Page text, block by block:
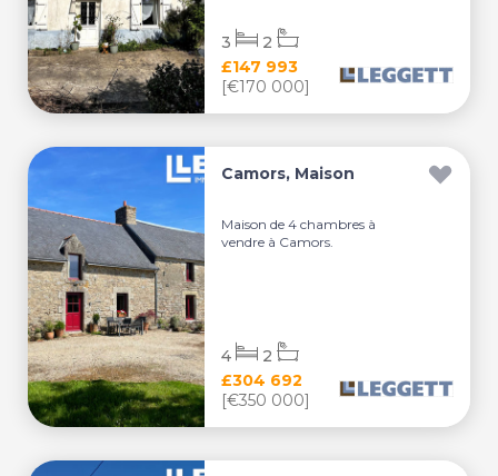
£147 993
[€170 000]
3 2
Camors, Maison
Maison de 4 chambres à
vendre à Camors.
£304 692
[€350 000]
4 2